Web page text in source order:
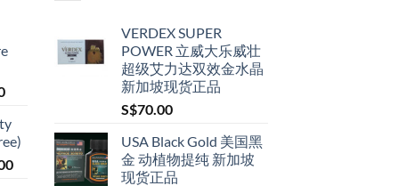
Price
S$79.00
through
S$399.00
Price
VERDEX SUPER
POWER 立威大乐威壮
超级艾力达双效金水晶
新加坡现货正品
S$70.00
USA Black Gold 美国黑
金 动植物提纯 新加坡
现货正品